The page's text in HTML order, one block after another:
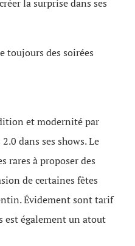
la surprise dans ses
toujours des soirées
et modernité par
dans ses shows. Le
rares à proposer des
de certaines fêtes
Évidement sont tarif
est également un atout